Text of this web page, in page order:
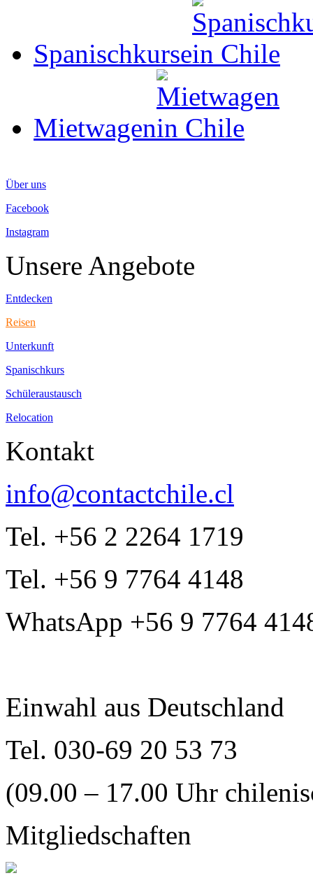
Spanischkurse
Mietwagen
Über uns
Facebook
Instagram
Unsere Angebote
Entdecken
Reisen
Unterkunft
Spanischkurs
Schüleraustausch
Relocation
Kontakt
info@contactchile.cl
Tel. +56 2 2264 1719
Tel. +56 9 7764 4148
WhatsApp +56 9 7764
Einwahl aus Deutschland
Tel. 030-69 20 53 73
(09.00 – 17.00 Uhr
Mitgliedschaften